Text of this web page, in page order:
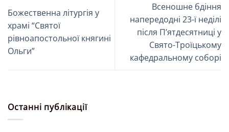
Божественна літургія у
храмі “Святої
рівноапостольної княгині
Ольги”
Всеношне бдіння
напередодні 23-ї неділі
після Пʼятдесятниці у
Свято-Троїцькому
кафедральному соборі
Останні публікації